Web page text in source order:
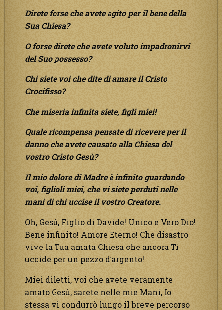
Direte forse che avete agito per il bene della
Sua Chiesa?
O forse direte che avete voluto impadronirvi
del Suo possesso?
Chi siete voi che dite di amare il Cristo
Crocifisso?
Che miseria infinita siete, figli miei!
Quale ricompensa pensate di ricevere per il
danno che avete causato alla Chiesa del
vostro Cristo Gesù?
Il mio dolore di Madre è infinito guardando
voi, figlioli miei, che vi siete perduti nelle
mani di chi uccise il vostro Creatore.
Oh, Gesù, Figlio di Davide! Unico e Vero Dio!
Bene infinito! Amore Eterno! Che disastro
vive la Tua amata Chiesa che ancora Ti
uccide per un pezzo d’argento!
Miei diletti, voi che avete veramente
amato Gesù, sarete nelle mie Mani, Io
stessa vi condurrò lungo il breve percorso